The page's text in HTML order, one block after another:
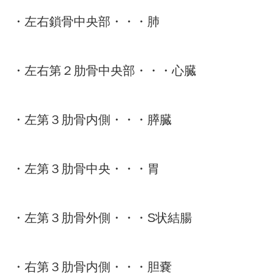
・左右鎖骨中央部・・・肺
・左右第２肋骨中央部・・・心臓
・左第３肋骨内側・・・膵臓
・左第３肋骨中央・・・胃
・左第３肋骨外側・・・S状結腸
・右第３肋骨内側・・・胆嚢